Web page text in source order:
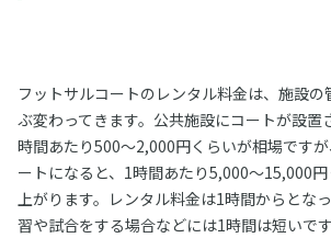
フットサルコートのレンタル料金は、施設の
ぶ変わってきます。公共施設にコートが設置
時間あたり500～2,000円くらいが相場です
ートになると、1時間あたり5,000～15,000
上がります。レンタル料金は1時間からとな
習や試合をする場合などには1時間は短いで